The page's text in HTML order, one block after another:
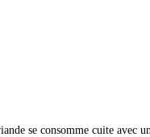
se consomme cuite avec